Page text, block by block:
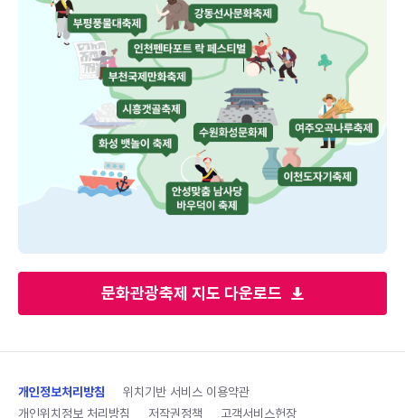
문화관광축제 지도 다운로드
개인정보처리방침
위치기반 서비스 이용약관
개인위치정보 처리방침
저작권정책 고객서비스헌장